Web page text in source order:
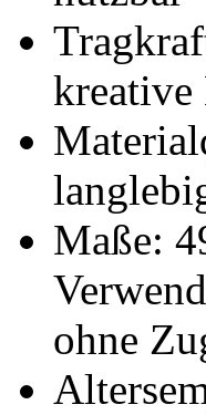
kreative
Maße:
ohne